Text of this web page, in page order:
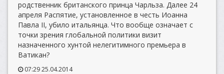
родственник британского принца Чарльза. Далее 24
апреля Распятие, установленное в честь Иоанна
Павла II, убило итальянца. Что вообще означает с
точки зрения глобальной политики визит
назначенного хунтой нелегитимного премьера в
Ватикан?
07:29 25.04.2014